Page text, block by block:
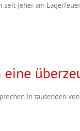
seit jeher am
in tausenden